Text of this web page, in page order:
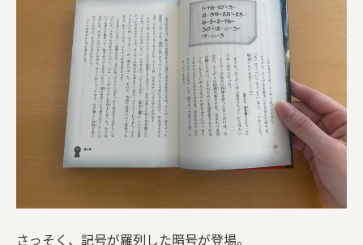
さっそく、記号が羅列した暗号が登場。